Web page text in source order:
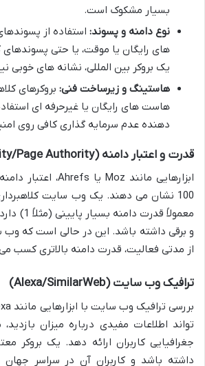
بسیار مشکوک است.
نوع دامنه و پسوند: استفاده از
یک بروکر بین المللی، نشانه های خوبی
هاستینگ و زیرساخت فنی: بروکرهای
هاست های رایگان یا غیرحرفه ای
دهنده عدم سرمایه گذاری کافی روی
قدرت و اعتبار دامنه (Domain Authority/Page Authority)
100 نشان می دهند. یک وب سایت
معمولاً
و برقی داشته باشد. این در حالی است که
از مدتی فعالیت، قدرت دامنه بالاتری کسب
ترافیک وب سایت (Alexa/SimilarWeb)
تواند اطلاعات مفیدی درباره میزان
جغرافیایی کاربران ارائه دهد. یک بروکر
داشته باشد و کاربران آن در سراسر جهان